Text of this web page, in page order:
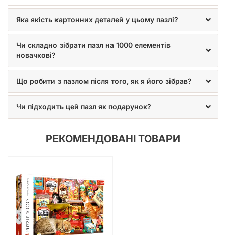
Яка якість картонних деталей у цьому пазлі?
Чи складно зібрати пазл на 1000 елементів
новачкові?
Що робити з пазлом після того, як я його зібрав?
Чи підходить цей пазл як подарунок?
РЕКОМЕНДОВАНІ ТОВАРИ